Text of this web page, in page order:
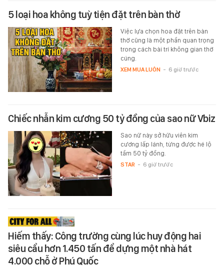
5 loại hoa không tuỳ tiện đặt trên bàn thờ
Việc lựa chọn hoa đặt trên bàn
thờ cũng là một phần quan trọng
trong cách bài trí không gian thờ
cúng.
XEM MUA LUÔN - 6 giờ trước
Chiếc nhẫn kim cương 50 tỷ đồng của sao nữ Vbiz
Sao nữ này sở hữu viên kim
cương lấp lánh, từng được hé lộ
tầm 50 tỷ đồng.
STAR - 6 giờ trước
Hiếm thấy: Công trường cùng lúc huy động hai
siêu cẩu hơn 1.450 tấn để dựng một nhà hát
4.000 chỗ ở Phú Quốc